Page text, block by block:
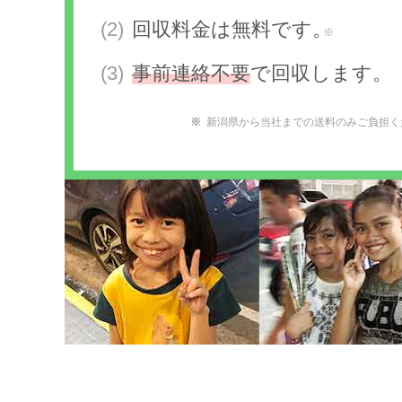
回収料金は無料です。
※
事前連絡不要で回収します。
新潟県から当社までの送料のみご負担